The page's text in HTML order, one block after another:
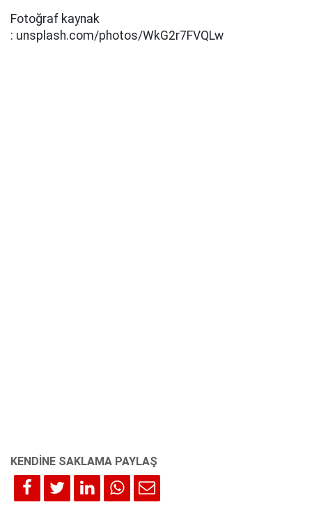
Fotoğraf kaynak
: unsplash.com/photos/WkG2r7FVQLw